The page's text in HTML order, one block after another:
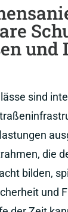
und
sind
die
bilden,
und